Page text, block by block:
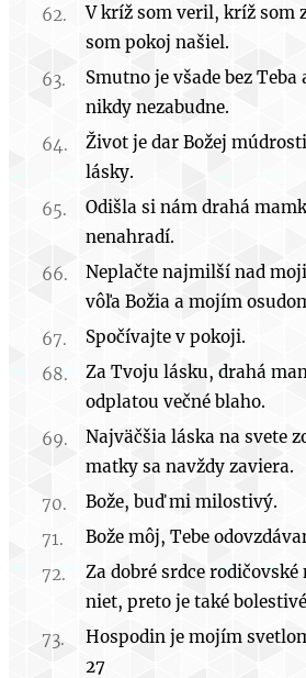
V kríž som veril, kríž som
som pokoj našiel.
Smutno je všade bez
nikdy nezabudne.
Život je dar Božej
lásky.
Odišla si nám drahá
nenahradí.
Neplačte najmilší nad
vôľa Božia a mojím
Spočívajte v pokoji.
Za Tvoju lásku, drahá
odplatou večné blaho.
Najväčšia láska na svete
matky sa navždy zaviera.
Bože, buď mi milostivý.
Bože môj, Tebe
Za dobré srdce
niet, preto je také
Hospodin je mojím
27